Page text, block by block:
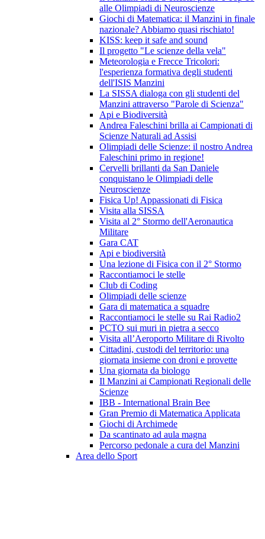
alle Olimpiadi di Neuroscienze
Giochi di Matematica: il Manzini in finale
nazionale? Abbiamo quasi rischiato!
KISS: keep it safe and sound
Il progetto "Le scienze della vela"
Meteorologia e Frecce Tricolori:
l'esperienza formativa degli studenti
dell'ISIS Manzini
La SISSA dialoga con gli studenti del
Manzini attraverso "Parole di Scienza"
Api e Biodiversità
Andrea Faleschini brilla ai Campionati di
Scienze Naturali ad Assisi
Olimpiadi delle Scienze: il nostro Andrea
Faleschini primo in regione!
Cervelli brillanti da San Daniele
conquistano le Olimpiadi delle
Neuroscienze
Fisica Up! Appassionati di Fisica
Visita alla SISSA
Visita al 2° Stormo dell'Aeronautica
Militare
Gara CAT
Api e biodiversità
Una lezione di Fisica con il 2° Stormo
Raccontiamoci le stelle
Club di Coding
Olimpiadi delle scienze
Gara di matematica a squadre
Raccontiamoci le stelle su Rai Radio2
PCTO sui muri in pietra a secco
Visita all’Aeroporto Militare di Rivolto
Cittadini, custodi del territorio: una
giornata insieme con droni e provette
Una giornata da biologo
Il Manzini ai Campionati Regionali delle
Scienze
IBB - International Brain Bee
Gran Premio di Matematica Applicata
Giochi di Archimede
Da scantinato ad aula magna
Percorso pedonale a cura del Manzini
Area dello Sport